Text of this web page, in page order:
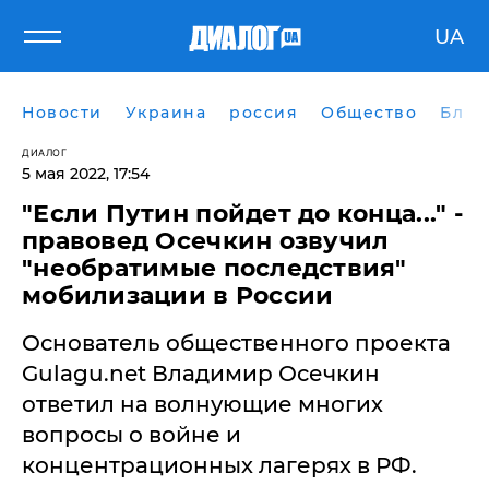
UA
Новости Украина россия Общество
ДИАЛОГ
5 мая 2022, 17:54
"Если Путин пойдет до конца..." -
правовед Осечкин озвучил
"необратимые последствия"
мобилизации в России
Основатель общественного проекта
Gulagu.net Владимир Осечкин
ответил на волнующие многих
вопросы о войне и
концентрационных лагерях в РФ.